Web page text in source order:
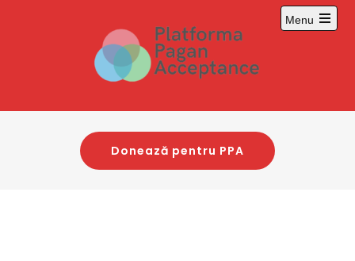
Donează pentru PPA
Menu
Open